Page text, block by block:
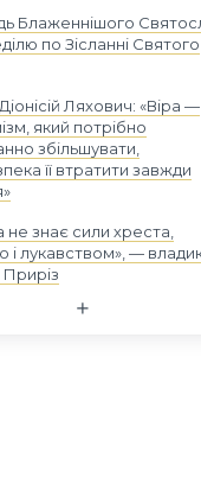
Блаженнішого
по Зісланні Святого
Ляхович: «Віра —
який потрібно
збільшувати,
її втратити завжди
не знає сили хреста,
і лукавством», —